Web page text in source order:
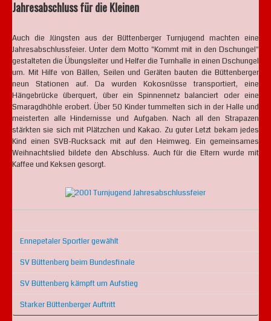
Jahresabschluss für die Kleinen
Auch die Jüngsten aus der Büttenberger Turnjugend machten eine
Jahresabschlussfeier. Unter dem Motto "Kommt mit in den Dschungel"
gestalteten die Übungsleiter und Helfer die Turnhalle in einen Dschungel
um. Mit Hilfe von Bällen, Seilen und Geräten bauten die Büttenberger
neun Stationen auf. Da wurden Kokosnüsse transportiert, eine
Hängebrücke überquert, über ein Spinnennetz balanciert oder eine
Smaragdhöhle erobert. Über 50 Kinder tummelten sich in der Halle und
meisterten alle Hindernisse und Aufgaben. Nach all den Strapazen
stärkten sie sich mit Plätzchen und Kakao. Zu guter Letzt bekam jedes
Kind einen SVB-Rucksack mit auf den Heimweg. Ein gemeinsames
Weihnachtslied bildete den Abschluss. Auch für die Eltern wurde mit
Kaffee und Keksen gesorgt.
Ennepetaler Sportler gewählt
SV Büttenberg beim Bundesfinale
SV Büttenberg kämpft um Aufstieg
Starker Büttenberger Auftritt